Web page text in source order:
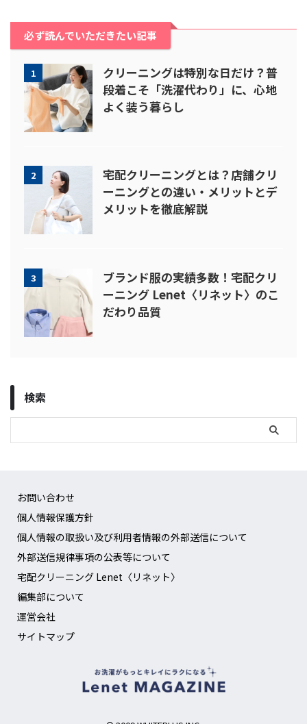
必ず読んでいただきたい記事
1
クリーニングは特別な日だけ？普
段着こそ「洗濯代わり」に、心地
よく装う暮らし
2
宅配クリーニングとは？店舗クリ
ーニングとの違い・メリットとデ
メリットを徹底解説
3
ブランド服の実績多数！宅配クリ
ーニング Lenet〈リネット〉のこ
だわり品質
検索
お問い合わせ
個人情報保護方針
個人情報の取扱い及び利用者情報の外部送信について
外部送信規律事項の公表等について
宅配クリーニング Lenet〈リネット〉
編集部について
運営会社
サイトマップ